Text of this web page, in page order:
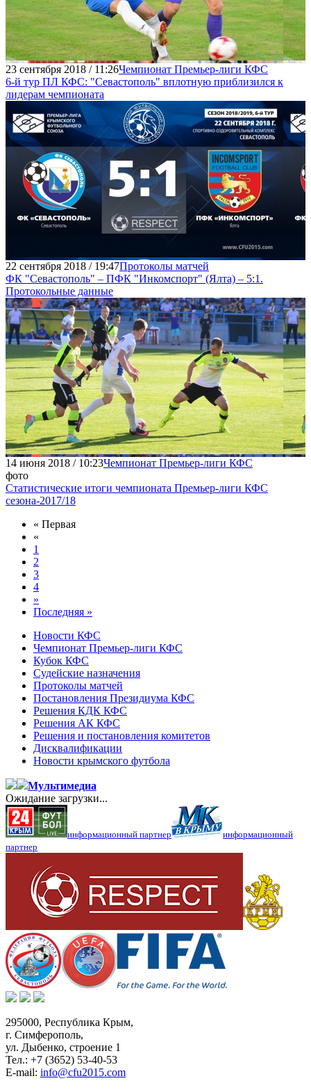
23 сентября 2018 / 11:26Чемпионат Премьер-лиги КФС
6-й тур ПЛ КФС: "Севастополь" вплотную приблизился к
лидерам чемпионата
22 сентября 2018 / 19:47Протоколы матчей
ФК "Севастополь" – ПФК "Инкомспорт" (Ялта) – 5:1.
Протокольные данные
14 июня 2018 / 10:23Чемпионат Премьер-лиги КФС
фото
Статистические итоги чемпионата Премьер-лиги КФС
сезона-2017/18
« Первая
«
1
2
3
4
»
Последняя »
Новости КФС
Чемпионат Премьер-лиги КФС
Кубок КФС
Судейские назначения
Протоколы матчей
Постановления Президиума КФС
Решения КДК КФС
Решения АК КФС
Решения и постановления комитетов
Дисквалификации
Новости крымского футбола
Мультимедиа
Ожидание загрузки...
информационный партнер
информационный
партнер
295000, Республика Крым,
г. Симферополь,
ул. Дыбенко, строение 1
Тел.: +7 (3652) 53-40-53
E-mail: info@cfu2015.com